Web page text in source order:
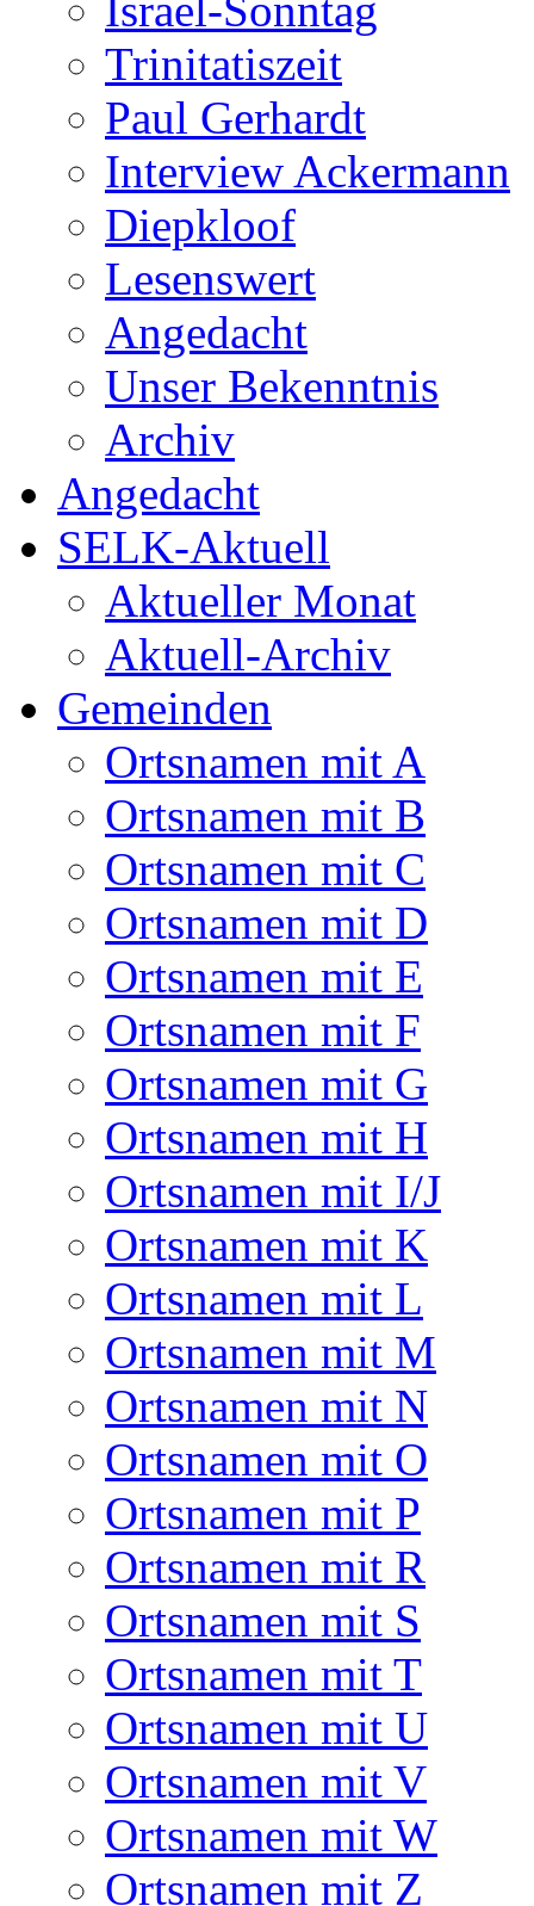
Trinitatiszeit
Paul Gerhardt
Interview Ackermann
Diepkloof
Lesenswert
Angedacht
Unser Bekenntnis
Archiv
Angedacht
SELK-Aktuell
Aktueller Monat
Aktuell-Archiv
Gemeinden
Ortsnamen mit A
Ortsnamen mit B
Ortsnamen mit C
Ortsnamen mit D
Ortsnamen mit E
Ortsnamen mit F
Ortsnamen mit G
Ortsnamen mit H
Ortsnamen mit I/J
Ortsnamen mit K
Ortsnamen mit L
Ortsnamen mit M
Ortsnamen mit N
Ortsnamen mit O
Ortsnamen mit P
Ortsnamen mit R
Ortsnamen mit S
Ortsnamen mit T
Ortsnamen mit U
Ortsnamen mit V
Ortsnamen mit W
Ortsnamen mit Z